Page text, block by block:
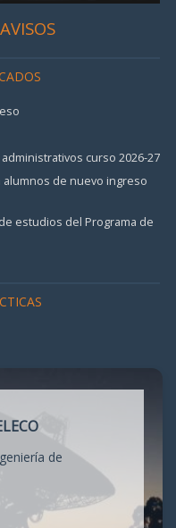
curso 2026-27
de nuevo ingreso
estudios del Programa de
de